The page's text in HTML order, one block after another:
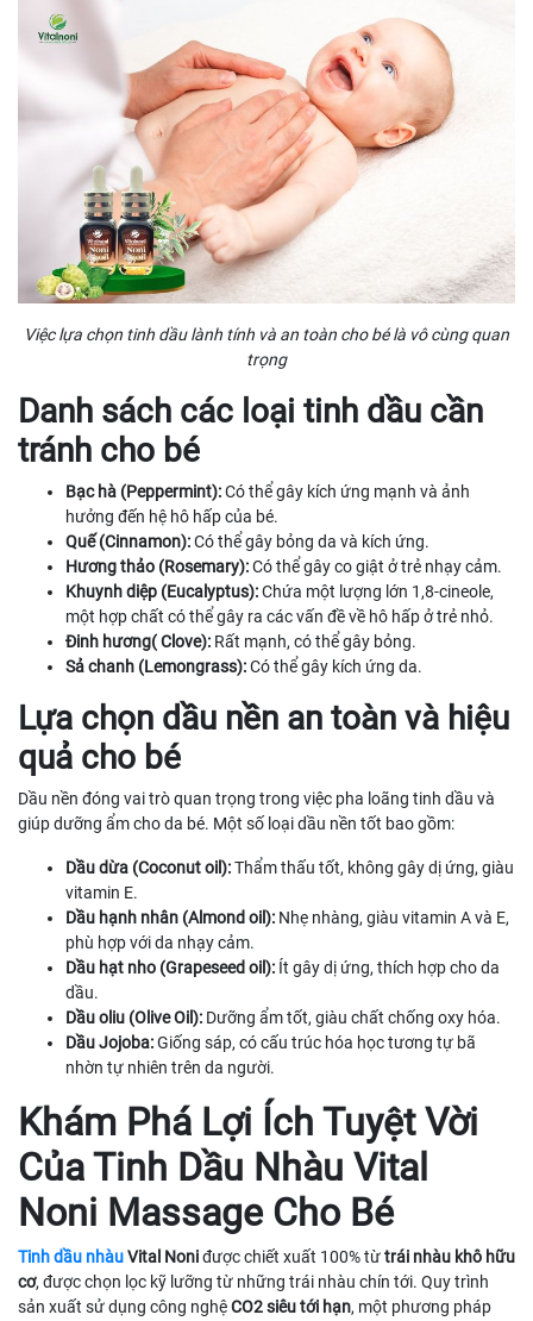
Việc lựa chọn tinh dầu lành tính và an toàn cho bé là vô cùng quan
trọng
Danh sách các loại tinh dầu cần
tránh cho bé
Bạc hà (Peppermint):Có thể gây kích ứng mạnh và ảnh
hưởng đến hệ hô hấp của bé.
Quế (Cinnamon):Có thể gây bỏng da và kích ứng.
Hương thảo (Rosemary):Có thể gây co giật ở trẻ nhạy cảm.
Khuynh diệp (Eucalyptus):Chứa một lượng lớn 1,8-cineole,
một hợp chất có thể gây ra các vấn đề về hô hấp ở trẻ nhỏ.
Đinh hương( Clove): Rất mạnh, có thể gây bỏng.
Sả chanh (Lemongrass):Có thể gây kích ứng da.
Lựa chọn dầu nền an toàn và hiệu
quả cho bé
Dầu nền đóng vai trò quan trọng trong việc pha loãng tinh dầu và
giúp dưỡng ẩm cho da bé. Một số loại dầu nền tốt bao gồm:
Dầu dừa (Coconut oil):Thẩm thấu tốt, không gây dị ứng, giàu
vitamin E.
Dầu hạnh nhân (Almond oil): Nhẹ nhàng, giàu vitamin A và E,
phù hợp với da nhạy cảm.
Dầu hạt nho (Grapeseed oil): Ít gây dị ứng, thích hợp cho da
dầu.
Dầu oliu (Olive Oil): Dưỡng ẩm tốt, giàu chất chống oxy hóa.
Dầu Jojoba:Giống sáp, có cấu trúc hóa học tương tự bã
nhờn tự nhiên trên da người.
Khám Phá Lợi Ích Tuyệt Vời
Của Tinh Dầu Nhàu Vital
Noni Massage Cho Bé
Tinh dầu nhàuVital Noniđược chiết xuất 100% từtrái nhàu khô hữu
cơ, được chọn lọc kỹ lưỡng từ những trái nhàu chín tới. Quy trình
sản xuất sử dụng công nghệCO2 siêu tới hạn, một phương pháp